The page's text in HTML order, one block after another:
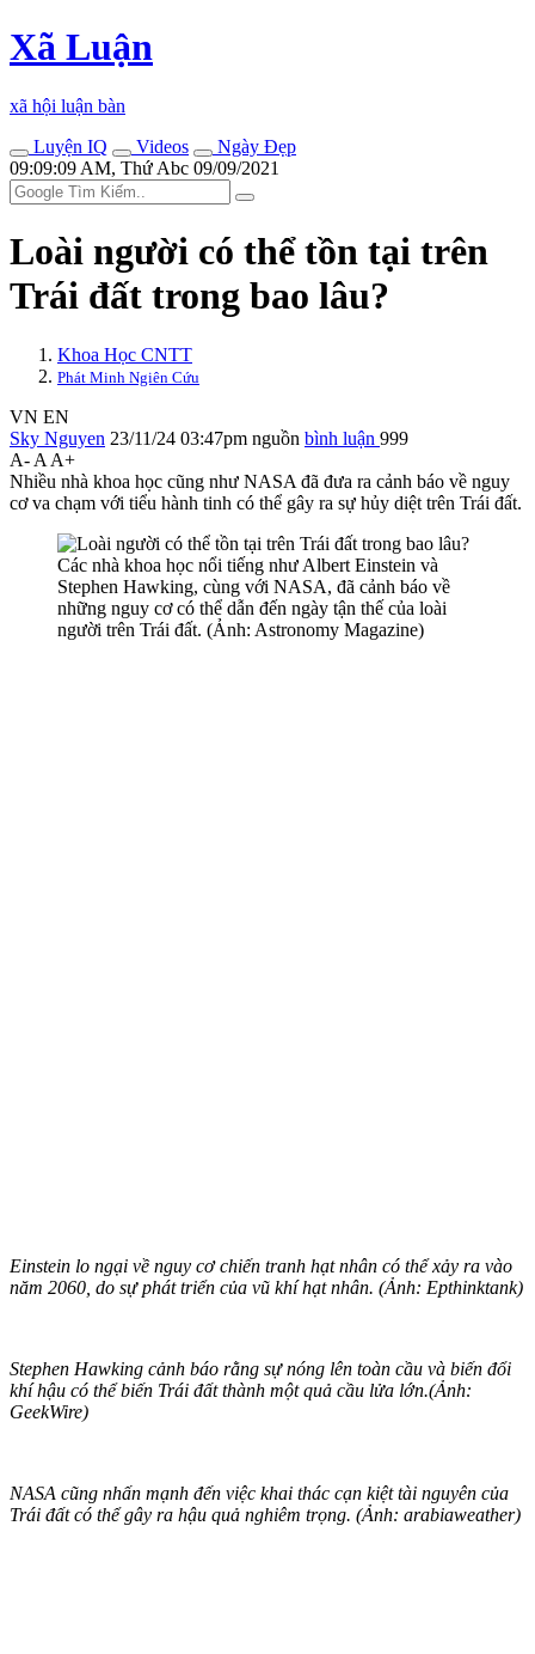
Xã Luận
xã hội luận bàn
Luyện IQ
Videos
Ngày Đẹp
09:09:09 AM, Thứ Abc 09/09/2021
Loài người có thể tồn tại trên
Trái đất trong bao lâu?
Khoa Học CNTT
Phát Minh Ngiên Cứu
VN EN
Sky Nguyen 23/11/24 03:47pm nguồn bình luận 999
A- A A+
Nhiều nhà khoa học cũng như NASA đã đưa ra cảnh báo về nguy
cơ va chạm với tiểu hành tinh có thể gây ra sự hủy diệt trên Trái đất.
Các nhà khoa học nổi tiếng như Albert Einstein và
Stephen Hawking, cùng với NASA, đã cảnh báo về
những nguy cơ có thể dẫn đến ngày tận thế của loài
người trên Trái đất. (Ảnh: Astronomy Magazine)
Einstein lo ngại về nguy cơ chiến tranh hạt nhân có thể xảy ra vào
năm 2060, do sự phát triển của vũ khí hạt nhân. (Ảnh: Epthinktank)
Stephen Hawking cảnh báo rằng sự nóng lên toàn cầu và biến đổi
khí hậu có thể biến Trái đất thành một quả cầu lửa lớn.(Ảnh:
GeekWire)
NASA cũng nhấn mạnh đến việc khai thác cạn kiệt tài nguyên của
Trái đất có thể gây ra hậu quả nghiêm trọng. (Ảnh: arabiaweather)